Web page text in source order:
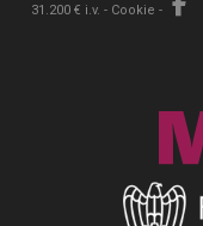
31.200 € i.v. - Cookie -